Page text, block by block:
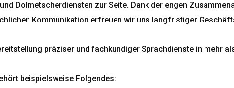
Dolmetscherdiensten zur Seite. Dank der engen
Kommunikation erfreuen wir uns langfristiger
präziser und fachkundiger Sprachdienste in mehr
beispielsweise Folgendes: